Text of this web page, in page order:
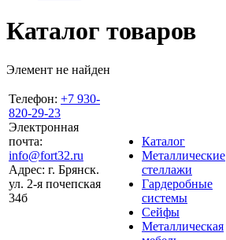
Каталог товаров
Элемент не найден
Телефон: +7 930-
820-29-23
Электронная
почта:
info@fort32.ru
Адрес: г. Брянск.
ул. 2-я почепская
34б
Каталог
Металлические
стеллажи
Гардеробные
системы
Сейфы
Металлическая